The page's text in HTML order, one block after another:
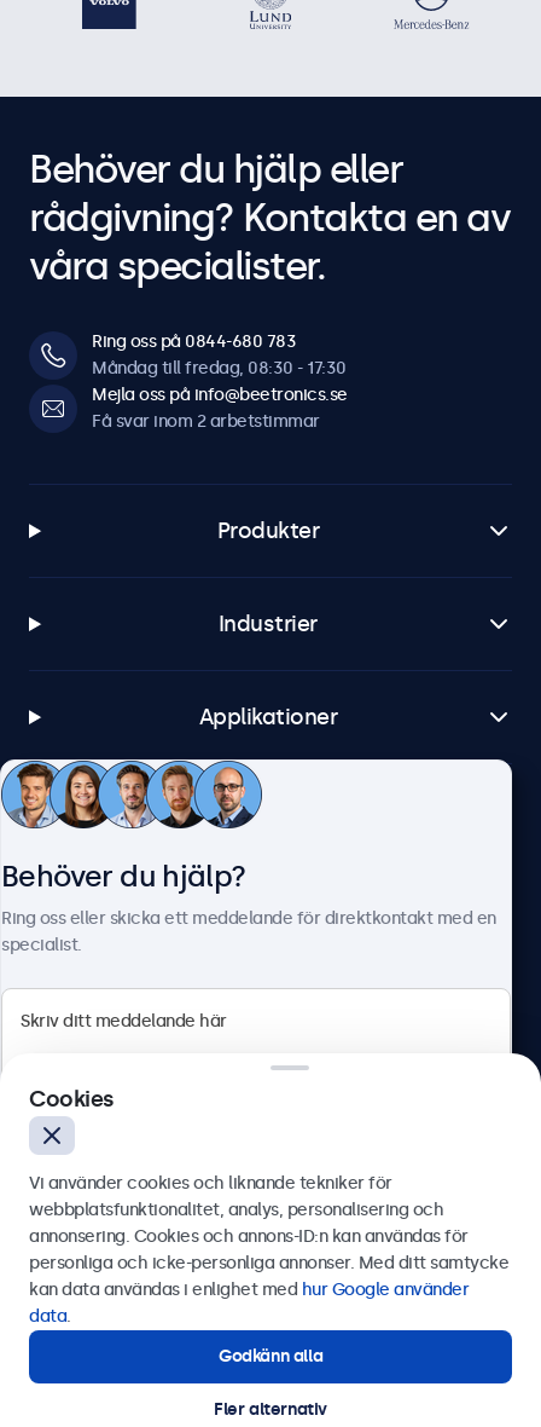
Behöver du hjälp eller
rådgivning? Kontakta en av
våra specialister.
Ring oss på 0844-680 783
Måndag till fredag, 08:30 - 17:30
Mejla oss på info@beetronics.se
Få svar inom 2 arbetstimmar
Produkter
Industrier
Applikationer
Kundtjänst
Olof Palmesgata 29, Stockholm, 111 22, Sverige
Svenska
© 2026 Beetronics
Behöver du hjälp?
Ring oss eller skicka ett meddelande för direktkontakt med en
specialist.
Skicka
Kontakta våra experter.
Cookies
Vi använder cookies och liknande tekniker för
webbplatsfunktionalitet, analys, personalisering och
annonsering. Cookies och annons-ID:n kan användas för
personliga och icke-personliga annonser. Med ditt samtycke
kan data användas i enlighet med hur Google använder
data.
Godkänn alla
Fler alternativ